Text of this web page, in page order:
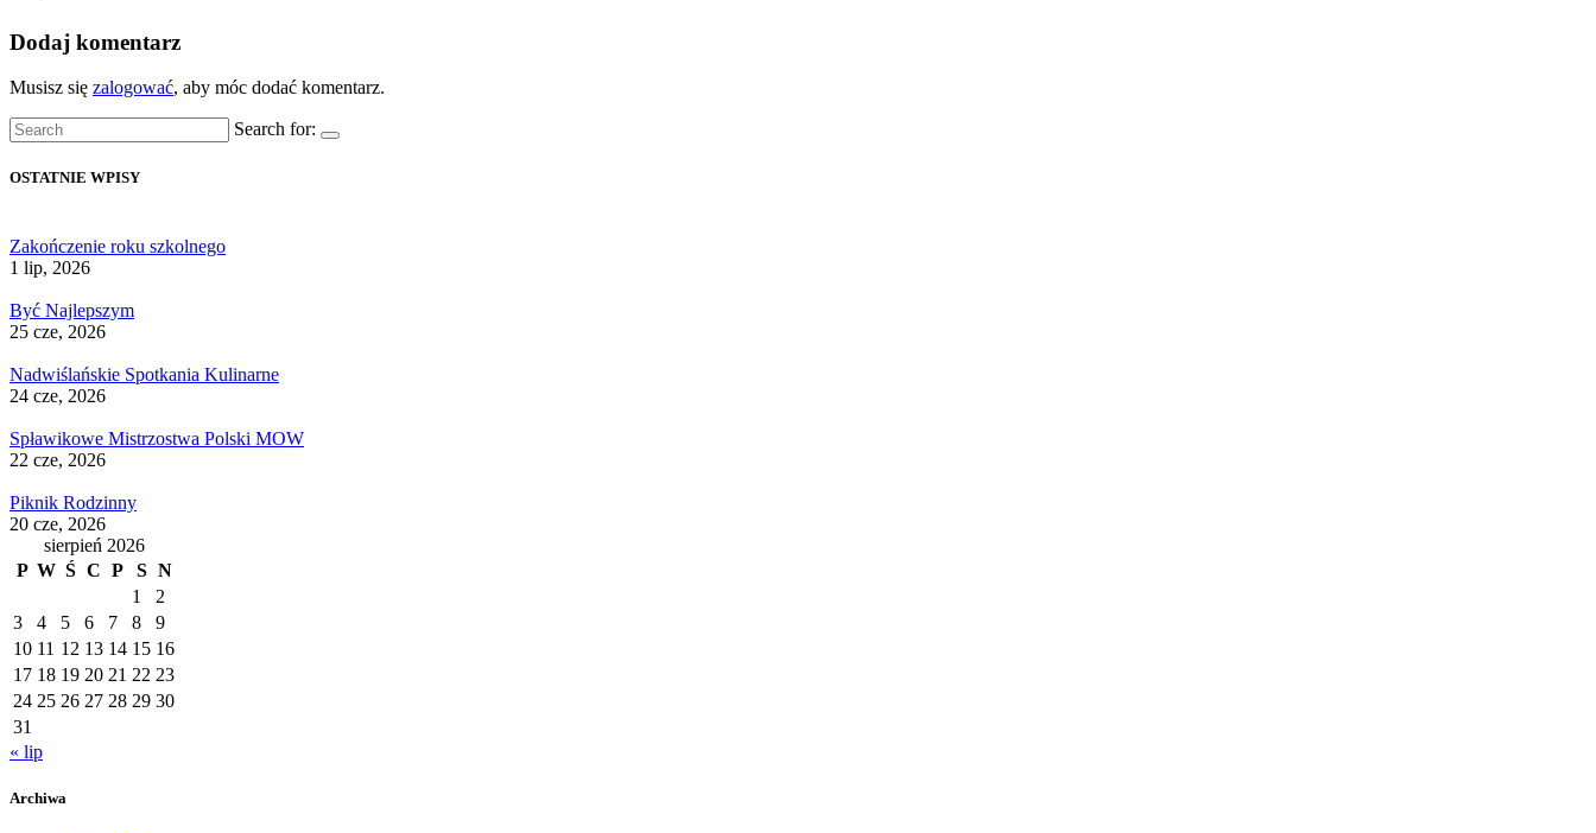
Dodaj komentarz
Musisz się zalogować, aby móc dodać komentarz.
Search for:
OSTATNIE WPISY
Zakończenie roku szkolnego
1 lip, 2026
Być Najlepszym
25 cze, 2026
Nadwiślańskie Spotkania Kulinarne
24 cze, 2026
Spławikowe Mistrzostwa Polski MOW
22 cze, 2026
Piknik Rodzinny
20 cze, 2026
sierpień 2026
P W Ś C P S N
1
2
3
4 5 6 7 8
9
10 11 12 13 14 15 16
17 18 19 20 21 22 23
24 25 26 27 28 29 30
31
« lip
Archiwa